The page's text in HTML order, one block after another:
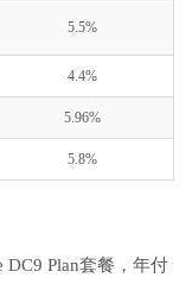
5.5%
4.4%
5.96%
5.8%
Plan套餐，年付